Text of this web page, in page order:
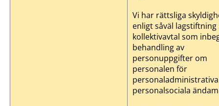
Vi har rättsliga
enligt såväl lagstiftning
kollektivavtal som
behandling av
personuppgifter om
personalen för
personalsociala